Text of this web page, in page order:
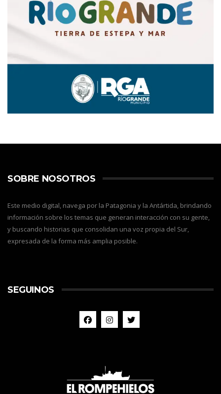
SOBRE NOSOTROS
Este medio digital, navega por la Patagonia y la Antártida, brindando
información sobre los temas que generan interacción con su gente,
y buscando historias que consolidan una voz propia del Sur,
expresada de la forma más amplia posible.
SEGUINOS